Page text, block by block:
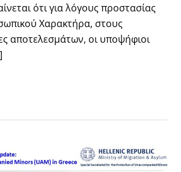
ότι για λόγους προστασίας
Χαρακτήρα, στους
αποτελεσμάτων, οι υποψήφιοι